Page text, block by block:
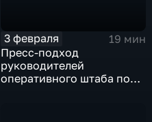
3 февраля
19 мин
Пресс-подход
руководителей
оперативного штаба по